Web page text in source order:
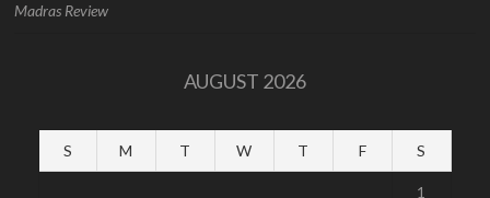
Madras Review
AUGUST 2026
S M T W T F S
1